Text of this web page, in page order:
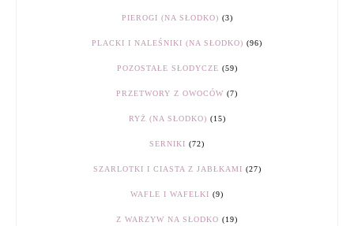
PIEROGI (NA SŁODKO) (3)
PLACKI I NALEŚNIKI (NA SŁODKO) (96)
POZOSTAŁE SŁODYCZE (59)
PRZETWORY Z OWOCÓW (7)
RYŻ (NA SŁODKO) (15)
SERNIKI (72)
SZARLOTKI I CIASTA Z JABŁKAMI (27)
WAFLE I WAFELKI (9)
Z WARZYW NA SŁODKO (19)